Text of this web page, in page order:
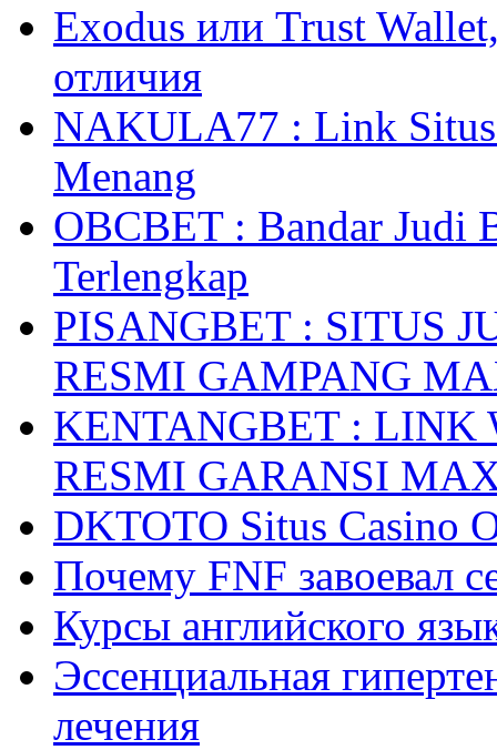
Exodus или Trust
отличия
NAKULA77 : Link Situs
Menang
OBCBET : Bandar Judi
Terlengkap
PISANGBET : SITUS
RESMI GAMPANG
KENTANGBET : LINK
RESMI GARANSI
DKTOTO Situs Casino
Почему FNF завоевал
Курсы английского
Эссенциальная
лечения